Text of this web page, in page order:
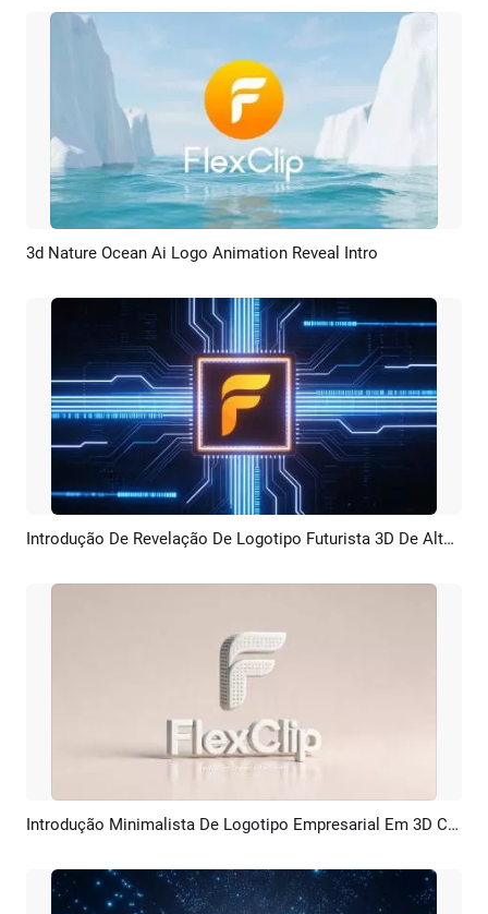
Pré-visualizar Criar IA
3d Nature Ocean Ai Logo Animation Reveal Intro
Pré-visualizar Criar IA Introdução De Revelação De Logotipo Futurista 3D De Alta Tecnologia Com IA
Pré-visualizar Criar IA Introdução Minimalista De Logotipo Empresarial Em 3D Com IA